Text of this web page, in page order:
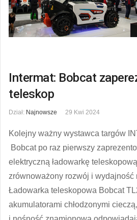
Intermat: Bobcat
teleskop
Dział: Najnowsze 29 Kwi 2024
Kolejny ważny wystawca targów
Bobcat po raz pierwszy
elektryczną ładowarkę
zrównoważony rozwój i wydajność
Ładowarka teleskopowa Bobcat
akumulatorami chłodzonymi